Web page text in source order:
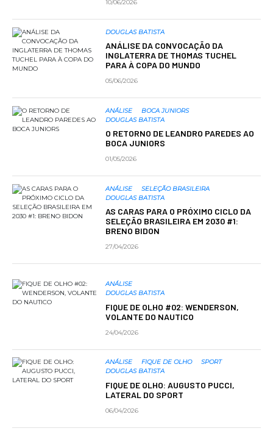
10/06/2026
DOUGLAS BATISTA
ANÁLISE DA CONVOCAÇÃO DA
INGLATERRA DE THOMAS TUCHEL
PARA À COPA DO MUNDO
05/06/2026
ANÁLISE
BOCA JUNIORS
DOUGLAS BATISTA
O RETORNO DE LEANDRO PAREDES AO
BOCA JUNIORS
01/05/2026
ANÁLISE
SELEÇÃO BRASILEIRA
DOUGLAS BATISTA
AS CARAS PARA O PRÓXIMO CICLO DA
SELEÇÃO BRASILEIRA EM 2030 #1:
BRENO BIDON
27/04/2026
ANÁLISE
DOUGLAS BATISTA
FIQUE DE OLHO #02: WENDERSON,
VOLANTE DO NAUTICO
24/04/2026
ANÁLISE FIQUE DE OLHO
SPORT
DOUGLAS BATISTA
FIQUE DE OLHO: AUGUSTO PUCCI,
LATERAL DO SPORT
06/04/2026